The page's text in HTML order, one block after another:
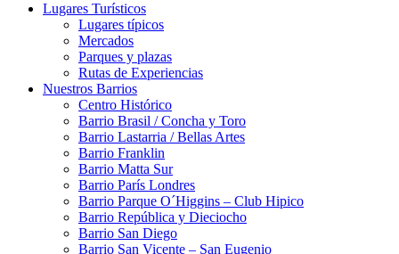
Lugares Turísticos
Lugares tí­picos
Mercados
Parques y plazas
Rutas de Experiencias
Nuestros Barrios
Centro Histórico
Barrio Brasil / Concha y Toro
Barrio Lastarria / Bellas Artes
Barrio Franklin
Barrio Matta Sur
Barrio Parí­s Londres
Barrio Parque O´Higgins – Club Hipico
Barrio República y Dieciocho
Barrio San Diego
Barrio San Vicente – San Eugenio